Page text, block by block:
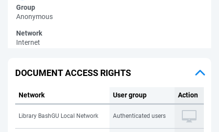
Group
Anonymous
Network
Internet
DOCUMENT ACCESS RIGHTS
Network User group Action
Library BashGU Local Network Authenticated users